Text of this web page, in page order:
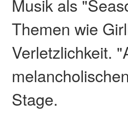
Musik als
Themen wie
Verletzlichkeit.
Stage.